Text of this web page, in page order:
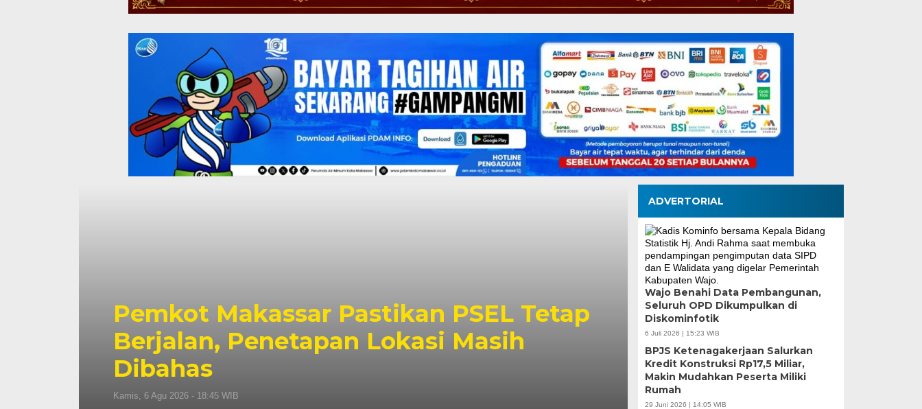
Pemkot Makassar Pastikan PSEL Tetap
Berjalan, Penetapan Lokasi Masih
Dibahas
Kamis, 6 Agu 2026 - 18:45 WIB
Pemkot Makassar
Perkuat Sinergi,
hingga
Fokus
Kamis, 6 Agu 2026 - 18:16 WIB
ADVERTORIAL
Wajo Benahi Data Pembangunan,
Seluruh OPD Dikumpulkan di
Diskominfotik
6 Juli 2026 | 15:23 WIB
BPJS Ketenagakerjaan Salurkan
Kredit Konstruksi Rp17,5 Miliar,
Makin Mudahkan Peserta Miliki
Rumah
29 Juni 2026 | 14:05 WIB